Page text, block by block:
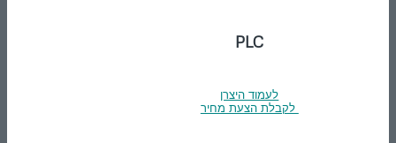
PLC
לעמוד היצרן
לקבלת הצעת מחיר